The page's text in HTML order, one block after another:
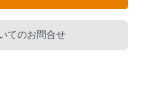
てのお問合せ